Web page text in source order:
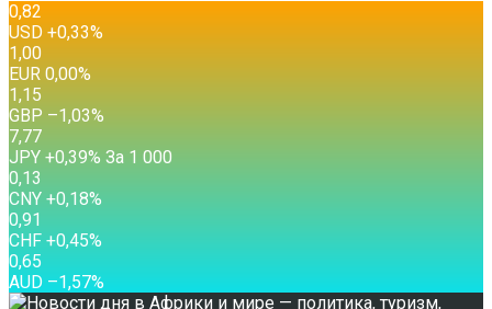
0,82
USD +0,33%
1,00
EUR 0,00%
1,15
GBP –1,03%
7,77
JPY +0,39% За 1 000
0,13
CNY +0,18%
0,91
CHF +0,45%
0,65
AUD –1,57%